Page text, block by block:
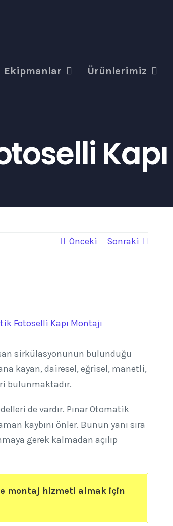
Ekipmanlar Ürünlerimiz
Kapı
Önceki Sonraki
sirkülasyonunun bulunduğu
kayan, dairesel, eğrisel, manetli,
bulunmaktadır.
de vardır. Pınar Otomatik
kaybını önler. Bunun yanı sıra
gerek kalmadan açılıp
montaj hizmeti almak için